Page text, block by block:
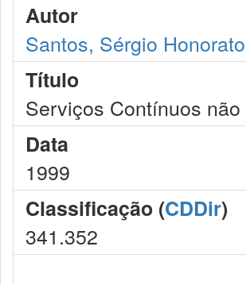
Autor
Santos, Sérgio
Título
Serviços Contínuos
Data
1999
Classificação (CDDir)
341.352